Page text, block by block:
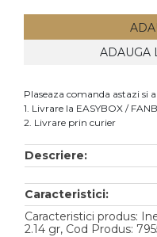
Accesorii
Aur alb
Aur roz
ADAUGA
Plaseaza comanda astazi si
1. Livrare la EASYBOX /
2. Livrare prin curier
Descriere:
Caracteristici:
Caracteristici produs:
2.14 gr, Cod Produs: